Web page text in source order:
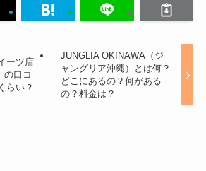
ーツ店
の口コ
らい？
JUNGLIA OKINAWA（ジ
ャングリア沖縄）とは何？
どこにあるの？何がある
の？料金は？